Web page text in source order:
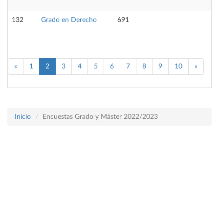
132 Grado en Derecho 691
« 1 2 3 4 5 6 7 8 9 10 »
Inicio Encuestas Grado y Máster 2022/2023